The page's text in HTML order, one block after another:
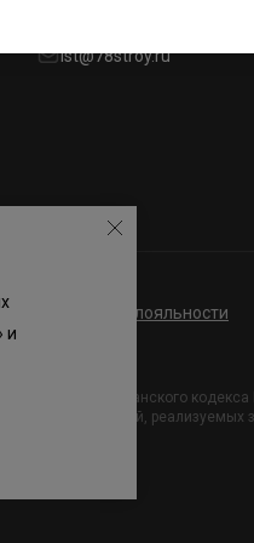
lst@78stroy.ru
к программе лояльности
437 Гражданского
проектных решений, реализуемых
и